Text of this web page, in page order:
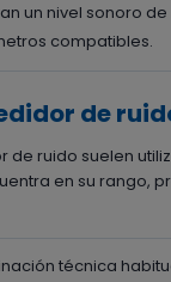
un nivel sonoro
compatibles.
de
ruido suelen
en su rango,
técnica